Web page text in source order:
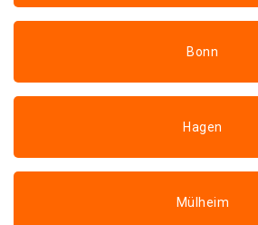
Bonn
Hagen
Mülheim